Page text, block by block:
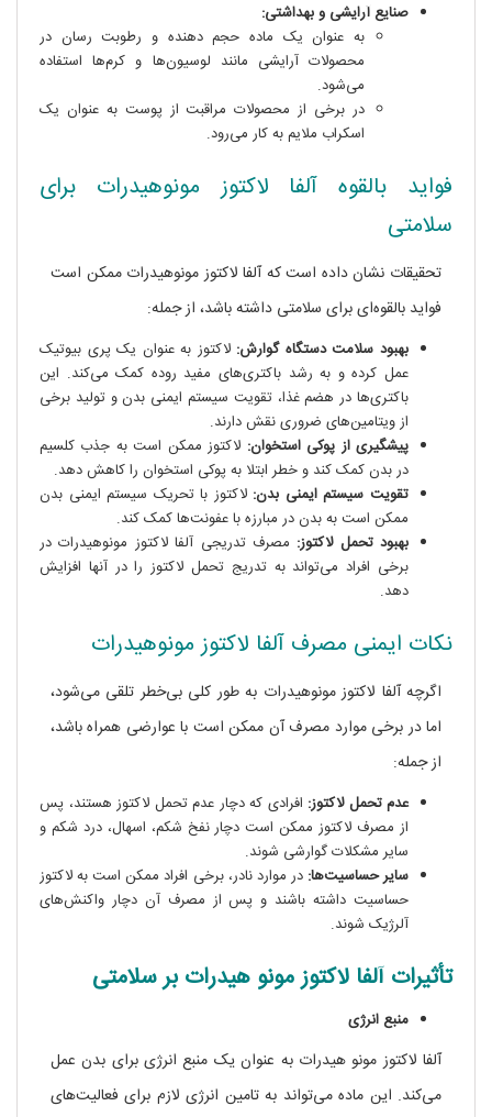
صنایع آرایشی و بهداشتی:
به عنوان یک ماده حجم دهنده و رطوبت رسان در
محصولات آرایشی مانند لوسیون‌ها و کرم‌ها استفاده
می‌شود.
در برخی از محصولات مراقبت از پوست به عنوان یک
اسکراب ملایم به کار می‌رود.
فواید بالقوه آلفا لاکتوز مونوهیدرات برای
سلامتی
تحقیقات نشان داده است که آلفا لاکتوز مونوهیدرات ممکن است
فواید بالقوه‌ای برای سلامتی داشته باشد، از جمله:
بهبود سلامت دستگاه گوارش: لاکتوز به عنوان یک پری بیوتیک
عمل کرده و به رشد باکتری‌های مفید روده کمک می‌کند. این
باکتری‌ها در هضم غذا، تقویت سیستم ایمنی بدن و تولید برخی
از ویتامین‌های ضروری نقش دارند.
پیشگیری از پوکی استخوان: لاکتوز ممکن است به جذب کلسیم
در بدن کمک کند و خطر ابتلا به پوکی استخوان را کاهش دهد.
تقویت سیستم ایمنی بدن: لاکتوز با تحریک سیستم ایمنی بدن
ممکن است به بدن در مبارزه با عفونت‌ها کمک کند.
بهبود تحمل لاکتوز: مصرف تدریجی آلفا لاکتوز مونوهیدرات در
برخی افراد می‌تواند به تدریج تحمل لاکتوز را در آنها افزایش
دهد.
نکات ایمنی مصرف آلفا لاکتوز مونوهیدرات
اگرچه آلفا لاکتوز مونوهیدرات به طور کلی بی‌خطر تلقی می‌شود،
اما در برخی موارد مصرف آن ممکن است با عوارضی همراه باشد،
از جمله:
عدم تحمل لاکتوز: افرادی که دچار عدم تحمل لاکتوز هستند، پس
از مصرف لاکتوز ممکن است دچار نفخ شکم، اسهال، درد شکم و
سایر مشکلات گوارشی شوند.
سایر حساسیت‌ها: در موارد نادر، برخی افراد ممکن است به لاکتوز
حساسیت داشته باشند و پس از مصرف آن دچار واکنش‌های
آلرژیک شوند.
تأثیرات آلفا لاکتوز مونو هیدرات بر سلامتی
منبع انرژی
آلفا لاکتوز مونو هیدرات به عنوان یک منبع انرژی برای بدن عمل
می‌کند. این ماده می‌تواند به تامین انرژی لازم برای فعالیت‌های